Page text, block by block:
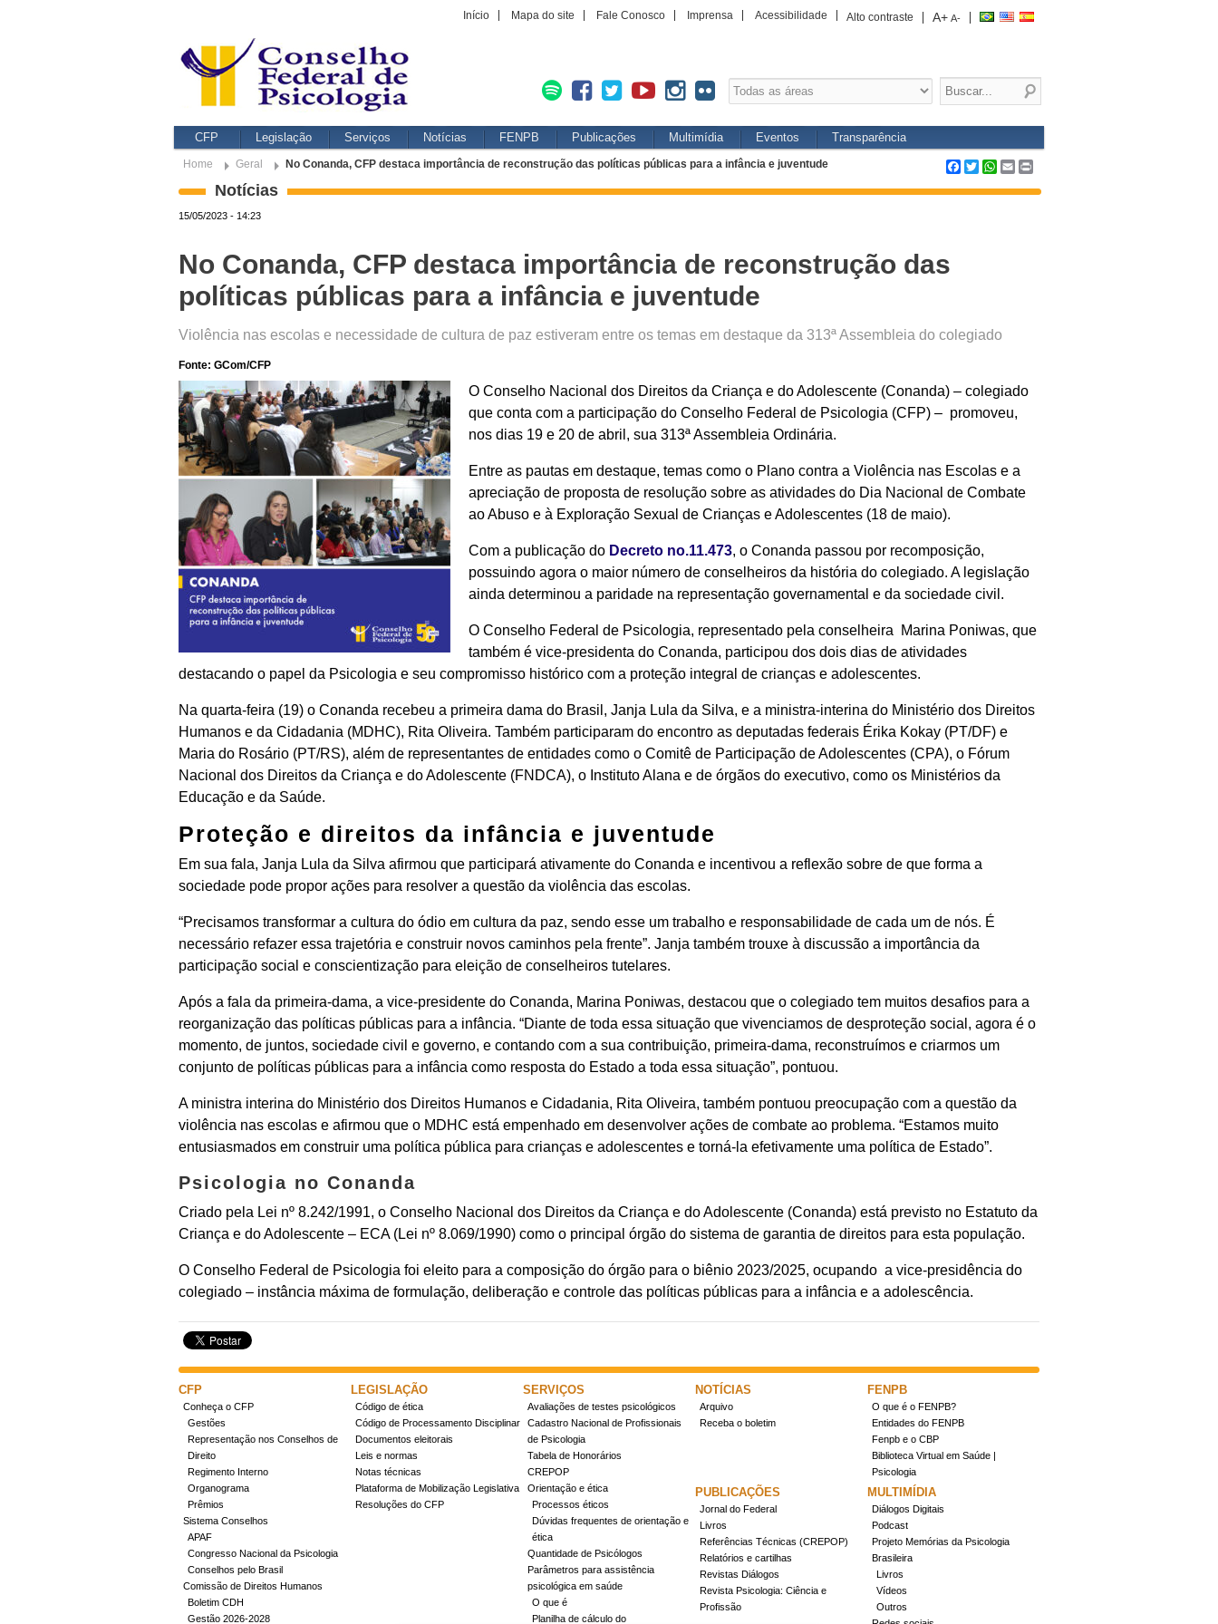
A+ A-
Alto contraste
Início Mapa do site Fale Conosco Imprensa Acessibilidade
CFP Legislação Serviços Notícias FENPB Publicações Multimídia Eventos Transparência
Home Geral No Conanda, CFP destaca importância de reconstrução das políticas públicas para a infância e juventude Facebook
TwitterWhatsApp
Email
Notícias
15/05/2023 - 14:23
No Conanda, CFP destaca importância de reconstrução das
políticas públicas para a infância e juventude
Violência nas escolas e necessidade de cultura de paz estiveram entre os temas em destaque da 313ª Assembleia do colegiado
Fonte: GCom/CFP
O Conselho Nacional dos Direitos da Criança e do Adolescente (Conanda) – colegiado
que conta com a participação do Conselho Federal de Psicologia (CFP) – promoveu,
nos dias 19 e 20 de abril, sua 313ª Assembleia Ordinária.
Entre as pautas em destaque, temas como o Plano contra a Violência nas Escolas e a
apreciação de proposta de resolução sobre as atividades do Dia Nacional de Combate
ao Abuso e à Exploração Sexual de Crianças e Adolescentes (18 de maio).
Com a publicação do Decreto no.11.473, o Conanda passou por recomposição,
possuindo agora o maior número de conselheiros da história do colegiado. A legislação
ainda determinou a paridade na representação governamental e da sociedade civil.
O Conselho Federal de Psicologia, representado pela conselheira Marina Poniwas, que
também é vice-presidenta do Conanda, participou dos dois dias de atividades
destacando o papel da Psicologia e seu compromisso histórico com a proteção integral de crianças e adolescentes.
Na quarta-feira (19) o Conanda recebeu a primeira dama do Brasil, Janja Lula da Silva, e a ministra-interina do Ministério dos Direitos
Humanos e da Cidadania (MDHC), Rita Oliveira. Também participaram do encontro as deputadas federais Érika Kokay (PT/DF) e
Maria do Rosário (PT/RS), além de representantes de entidades como o Comitê de Participação de Adolescentes (CPA), o Fórum
Nacional dos Direitos da Criança e do Adolescente (FNDCA), o Instituto Alana e de órgãos do executivo, como os Ministérios da
Educação e da Saúde.
Proteção e direitos da infância e juventude
Em sua fala, Janja Lula da Silva afirmou que participará ativamente do Conanda e incentivou a reflexão sobre de que forma a
sociedade pode propor ações para resolver a questão da violência das escolas.
“Precisamos transformar a cultura do ódio em cultura da paz, sendo esse um trabalho e responsabilidade de cada um de nós. É
necessário refazer essa trajetória e construir novos caminhos pela frente”. Janja também trouxe à discussão a importância da
participação social e conscientização para eleição de conselheiros tutelares.
Após a fala da primeira-dama, a vice-presidente do Conanda, Marina Poniwas, destacou que o colegiado tem muitos desafios para a
reorganização das políticas públicas para a infância. “Diante de toda essa situação que vivenciamos de desproteção social, agora é o
momento, de juntos, sociedade civil e governo, e contando com a sua contribuição, primeira-dama, reconstruímos e criarmos um
conjunto de políticas públicas para a infância como resposta do Estado a toda essa situação”, pontuou.
A ministra interina do Ministério dos Direitos Humanos e Cidadania, Rita Oliveira, também pontuou preocupação com a questão da
violência nas escolas e afirmou que o MDHC está empenhado em desenvolver ações de combate ao problema. “Estamos muito
entusiasmados em construir uma política pública para crianças e adolescentes e torná-la efetivamente uma política de Estado”.
Psicologia no Conanda
Criado pela Lei nº 8.242/1991, o Conselho Nacional dos Direitos da Criança e do Adolescente (Conanda) está previsto no Estatuto da
Criança e do Adolescente – ECA (Lei nº 8.069/1990) como o principal órgão do sistema de garantia de direitos para esta população.
O Conselho Federal de Psicologia foi eleito para a composição do órgão para o biênio 2023/2025, ocupando a vice-presidência do
colegiado – instância máxima de formulação, deliberação e controle das políticas públicas para a infância e a adolescência.
CFP
Conheça o CFP
Gestões
Representação nos Conselhos de
Direito
Regimento Interno
Organograma
Prêmios
Sistema Conselhos
APAF
Congresso Nacional da Psicologia
Conselhos pelo Brasil
Comissão de Direitos Humanos
Boletim CDH
Gestão 2026-2028
LEGISLAÇÃO
Código de ética
Código de Processamento Disciplinar
Documentos eleitorais
Leis e normas
Notas técnicas
Plataforma de Mobilização Legislativa
Resoluções do CFP
SERVIÇOS
Avaliações de testes psicológicos
Cadastro Nacional de Profissionais
de Psicologia
Tabela de Honorários
CREPOP
Orientação e ética
Processos éticos
Dúvidas frequentes de orientação e
ética
Quantidade de Psicólogos
Parâmetros para assistência
psicológica em saúde
O que é
Planilha de cálculo do
NOTÍCIAS
Arquivo
Receba o boletim
FENPB
O que é o FENPB?
Entidades do FENPB
Fenpb e o CBP
Biblioteca Virtual em Saúde |
Psicologia
PUBLICAÇÕES
Jornal do Federal
Livros
Referências Técnicas (CREPOP)
Relatórios e cartilhas
Revistas Diálogos
Revista Psicologia: Ciência e
Profissão
MULTIMÍDIA
Diálogos Digitais
Podcast
Projeto Memórias da Psicologia
Brasileira
Livros
Vídeos
Outros